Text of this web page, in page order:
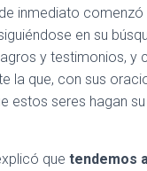
inmediato
en su
y testimonios, y
la que, con sus
estos seres hagan
que tendemos